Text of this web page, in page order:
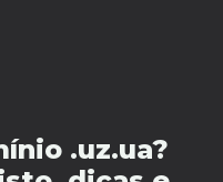
.uz.ua?